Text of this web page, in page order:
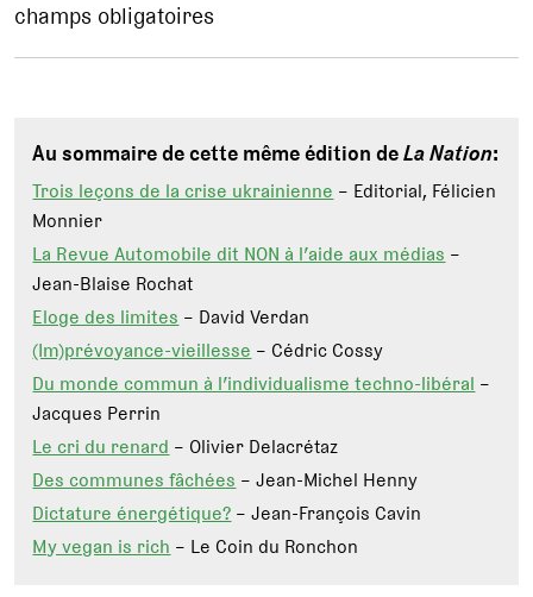
champs obligatoires
Au sommaire de cette même édition deLa Nation:
Trois leçons de la crise ukrainienne– Editorial, Félicien
Monnier
La Revue Automobile dit NON à l’aide aux médias–
Jean-Blaise Rochat
Eloge des limites– David Verdan
(Im)prévoyance-vieillesse– Cédric Cossy
Du monde commun à l’individualisme techno-libéral–
Jacques Perrin
Le cri du renard– Olivier Delacrétaz
Des communes fâchées– Jean-Michel Henny
Dictature énergétique?– Jean-François Cavin
My vegan is rich– Le Coin du Ronchon